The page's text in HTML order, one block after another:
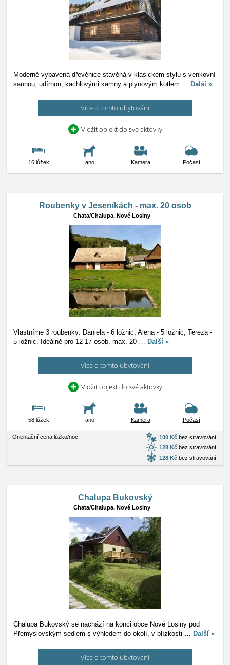
Moderně vybavená dřevěnice stavěná v klasickém stylu s venkovní
saunou, udírnou, kachlovými kamny a plynovým kotlem … Další »
Více o tomto ubytování
Vložit objekt do své aktovky
16 lůžek ano Kamera Počasí
Roubenky v Jeseníkách - max. 20 osob
Chata/Chalupa, Nové Losiny
Vlastníme 3 roubenky: Daniela - 6 ložnic, Alena - 5 ložnic, Tereza -
5 ložnic. Ideálně pro 12-17 osob, max. 20 … Další »
Více o tomto ubytování
Vložit objekt do své aktovky
58 lůžek ano Kamera Počasí
Orientační cena lůžko/noc: 100 Kč bez stravování
128 Kč bez stravování
128 Kč bez stravování
Chalupa Bukovský
Chata/Chalupa, Nové Losiny
Chalupa Bukovský se nachází na konci obce Nové Losiny pod
Přemyslovským sedlem s výhledem do okolí, v blízkosti … Další »
Více o tomto ubytování